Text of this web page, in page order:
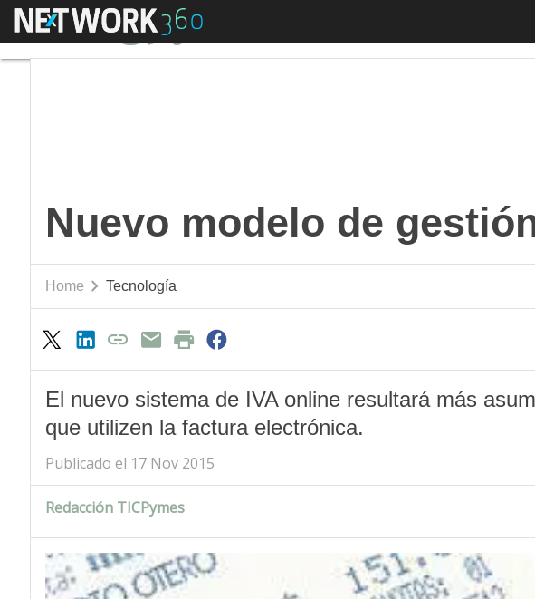
Menú
Nuevo modelo de
Home Tecnología
El nuevo sistema de IVA online resultará más
que utilizen la factura electrónica.
Publicado el 17 Nov 2015
Redacción TICPymes